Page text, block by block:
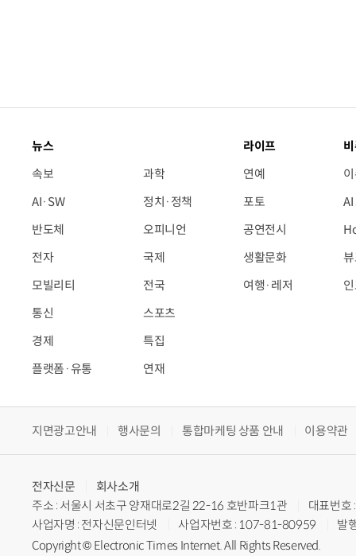
뉴스
속보
AI·SW
반도체
전자
모빌리티
통신
경제
플랫폼·유통
과학
정치·정책
오피니언
국제
전국
스포츠
특집
연재
라이프
연예
포토
공연전시
생활문화
여행·레저
지면광고안내 행사문의 통합마케팅 상품 안내 이용약관
전자신문
회사소개
주소 : 서울시 서초구 양재대로2길 22-16 호반파크1관
대표번
사업자명 : 전자신문인터넷
사업자번호 : 107-81-80959
발
Copyright © Electronic Times Internet. All Rights Reserved.